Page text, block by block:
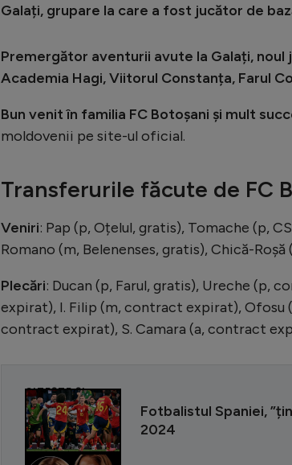
Galați, grupare la care a fost jucător de
Premergător aventurii avute la Galați,
Academia Hagi, Viitorul Constanța, Farul
Bun venit în familia FC Botoșani și mult
moldovenii pe site-ul oficial.
Transferurile făcute de FC
Veniri: Pap (p, Oțelul, gratis), Tomache (p,
Romano (m, Belenenses, gratis), Chică-
Plecări: Ducan (p, Farul, gratis), Ureche
expirat), I. Filip (m, contract expirat),
contract expirat), S. Camara (a, contract
CITEȘTE ȘI
Fotbalistul Spaniei,
2024